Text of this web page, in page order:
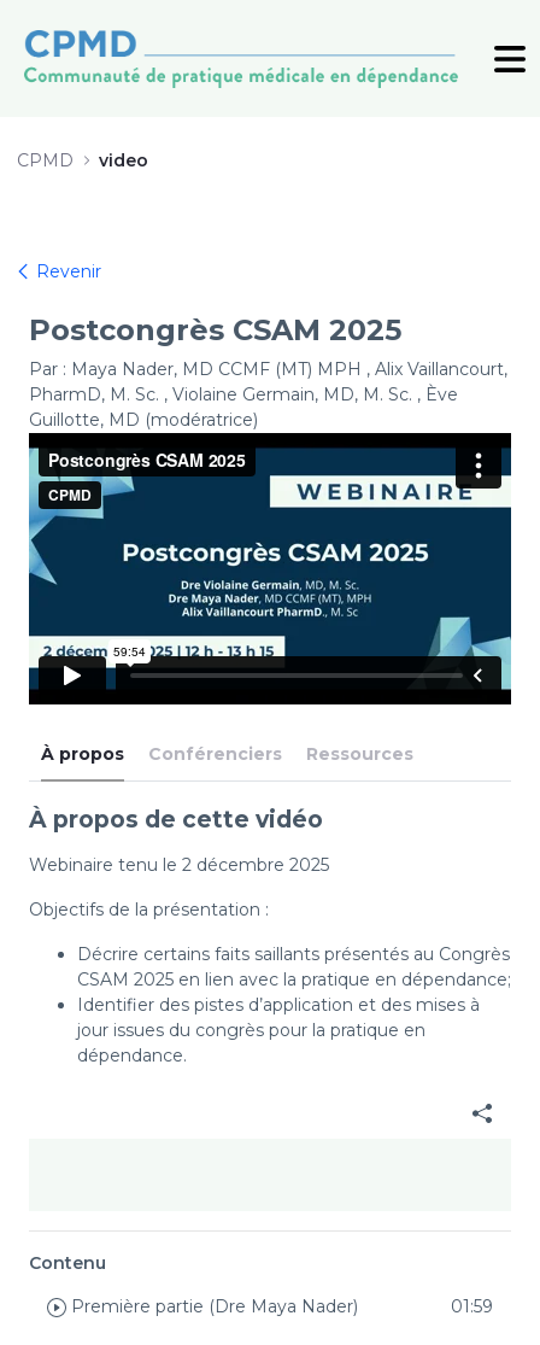
CPMD video
Revenir
Postcongrès CSAM 2025
Par : Maya Nader, MD CCMF (MT) MPH , Alix Vaillancourt,
PharmD, M. Sc. , Violaine Germain, MD, M. Sc. , Ève
Guillotte, MD (modératrice)
À propos Conférenciers Ressources
À propos de cette vidéo
Webinaire tenu le 2 décembre 2025
Objectifs de la présentation :
Décrire certains faits saillants présentés au Congrès
CSAM 2025 en lien avec la pratique en dépendance;
Identifier des pistes d’application et des mises à
jour issues du congrès pour la pratique en
dépendance.
Contenu
Première partie (Dre Maya Nader)
01:59